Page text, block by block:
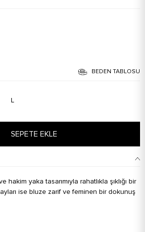
BEDEN TABLOSU
L
SEPETE EKLE
yaka tasarımıyla rahatlıkla şıklığı bir
ise bluze zarif ve feminen bir dokunuş